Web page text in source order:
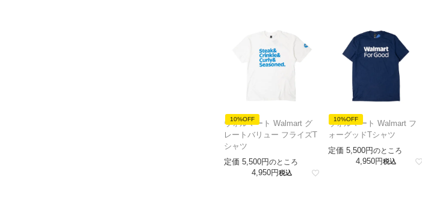
10%OFF
ウォルマート Walmart グ
レートバリュー フライズT
シャツ
定価 5,500 のところ
4,950 税込
10%OFF
ウォルマート Walmart フ
ォーグッドTシャツ
定価 5,500 のところ
4,950 税込